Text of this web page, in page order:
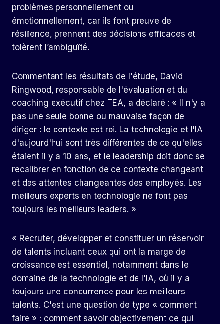
problèmes personnellement ou
émotionnellement, car ils font preuve de
résilience, prennent des décisions efficaces et
tolèrent l’ambiguïté.
Commentant les résultats de l'étude, David
Ringwood, responsable de l'évaluation et du
coaching exécutif chez TEA, a déclaré : « Il n'y a
pas une seule bonne ou mauvaise façon de
diriger : le contexte est roi. La technologie et l'IA
d'aujourd'hui sont très différentes de ce qu'elles
étaient il y a 10 ans, et le leadership doit donc se
recalibrer en fonction de ce contexte changeant
et des attentes changeantes des employés. Les
meilleurs experts en technologie ne font pas
toujours les meilleurs leaders. »
« Recruter, développer et constituer un réservoir
de talents incluant ceux qui ont la marge de
croissance est essentiel, notamment dans le
domaine de la technologie et de l'IA, où il y a
toujours une concurrence pour les meilleurs
talents. C'est une question de type « comment
faire » : comment savoir objectivement ce qui